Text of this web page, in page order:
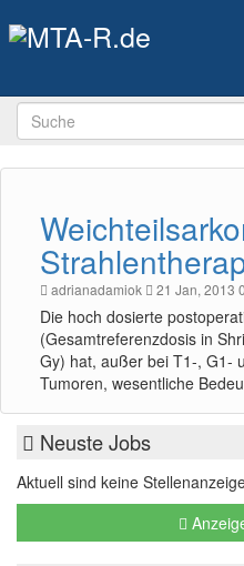
adrianadamiok 21 Jan, 2013
Die hoch dosierte
(Gesamtreferenzdosis in
Gy) hat, außer bei T1-, G1-
Tumoren, wesentliche
Neuste Jobs
Aktuell sind keine